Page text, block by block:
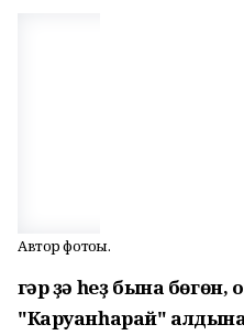
Автор фотоһы.
Әгәр ҙә һеҙ бына
"Каруанһарай"